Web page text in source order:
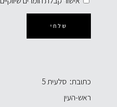
שלחי
כתובת: סלעית 5
ראש-העין